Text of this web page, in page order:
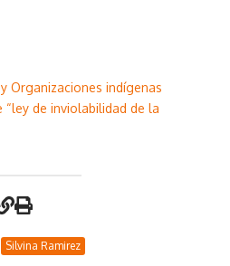
Organizaciones indígenas
de inviolabilidad de la
Silvina Ramirez